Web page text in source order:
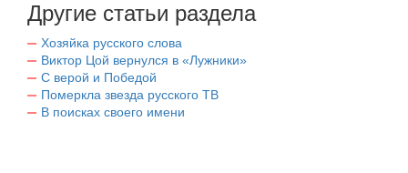
Другие статьи раздела
Хозяйка русского слова
Виктор Цой вернулся в «Лужники»
С верой и Победой
Померкла звезда русского ТВ
В поисках своего имени